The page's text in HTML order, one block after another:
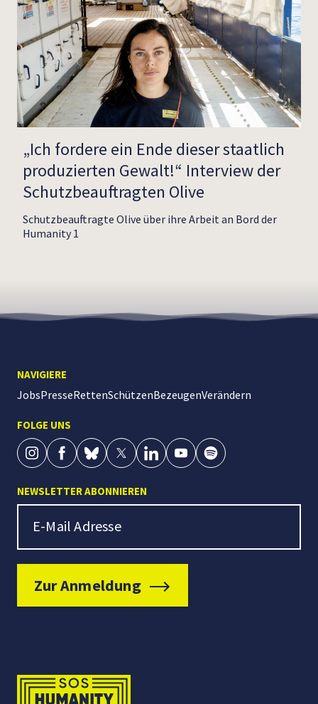
„Ich fordere ein Ende dieser staatlich
produzierten Gewalt!“ Interview der
Schutzbeauftragten Olive
Schutzbeauftragte Olive über ihre Arbeit an Bord der
Humanity 1
NAVIGIERE
JobsPresseRettenSchützenBezeugenVerändern
FOLGE UNS
NEWSLETTER ABONNIEREN
Newsletter Signup
E-Mail Adresse
Zur Anmeldung